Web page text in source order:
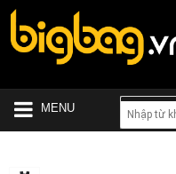
MENU